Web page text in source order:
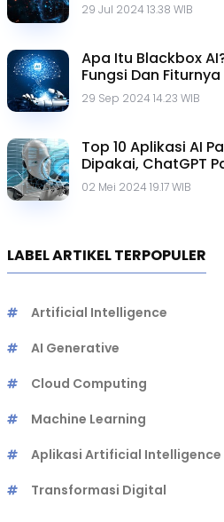
29 Jul 2024 13.38 WIB
Apa Itu Blackbox
Fungsi Dan Fiturnya
29 Sep 2024 14.23 WIB
Top 10 Aplikasi AI
Dipakai, ChatGPT
02 Mei 2024 19.17 WIB
LABEL ARTIKEL TERPOPULER
Artificial Intelligence
AI Generative
Cloud Computing
Machine Learning
Aplikasi Artificial Intelligence
Transformasi Digital